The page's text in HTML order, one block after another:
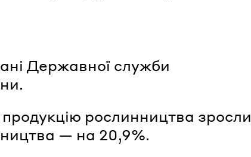
Державної служби
рослинництва зросли
— на 20,9%.